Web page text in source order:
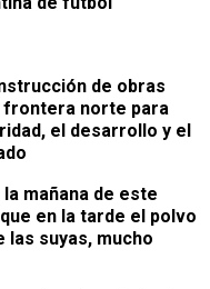
de obras
norte para
el desarrollo y el
mañana de este
en la tarde el polvo
las suyas, mucho